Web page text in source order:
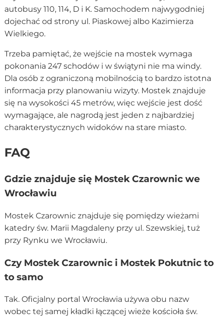
autobusy 110, 114, D i K. Samochodem najwygodniej
dojechać od strony ul. Piaskowej albo Kazimierza
Wielkiego.
Trzeba pamiętać, że wejście na mostek wymaga
pokonania 247 schodów i w świątyni nie ma windy.
Dla osób z ograniczoną mobilnością to bardzo istotna
informacja przy planowaniu wizyty. Mostek znajduje
się na wysokości 45 metrów, więc wejście jest dość
wymagające, ale nagrodą jest jeden z najbardziej
charakterystycznych widoków na stare miasto.
FAQ
Gdzie znajduje się Mostek Czarownic we
Wrocławiu
Mostek Czarownic znajduje się pomiędzy wieżami
katedry św. Marii Magdaleny przy ul. Szewskiej, tuż
przy Rynku we Wrocławiu.
Czy Mostek Czarownic i Mostek Pokutnic to
to samo
Tak. Oficjalny portal Wrocławia używa obu nazw
wobec tej samej kładki łączącej wieże kościoła św.